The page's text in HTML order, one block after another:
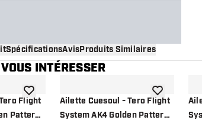
SpécificationsAvisProduits Similaires
INTÉRESSER
Flight
Pattern
ajouter à la liste de souhaits
Ailette Cuesoul - Tero Flight
System AK4 Golden Pattern
ajouter à la